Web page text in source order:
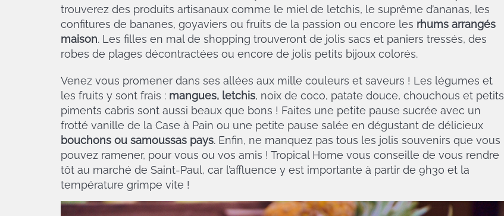
trouverez des produits artisanaux comme le miel de letchis, le suprême d’ananas, les
confitures de bananes, goyaviers ou fruits de la passion ou encore les rhums arrangés
maison. Les filles en mal de shopping trouveront de jolis sacs et paniers tressés, des
robes de plages décontractées ou encore de jolis petits bijoux colorés.
Venez vous promener dans ses allées aux mille couleurs et saveurs ! Les légumes et
les fruits y sont frais : mangues, letchis, noix de coco, patate douce, chouchous et petits
piments cabris sont aussi beaux que bons ! Faites une petite pause sucrée avec un
frotté vanille de la Case à Pain ou une petite pause salée en dégustant de délicieux
bouchons ou samoussas pays. Enfin, ne manquez pas tous les jolis souvenirs que vous
pouvez ramener, pour vous ou vos amis ! Tropical Home vous conseille de vous rendre
tôt au marché de Saint-Paul, car l’affluence y est importante à partir de 9h30 et la
température grimpe vite !